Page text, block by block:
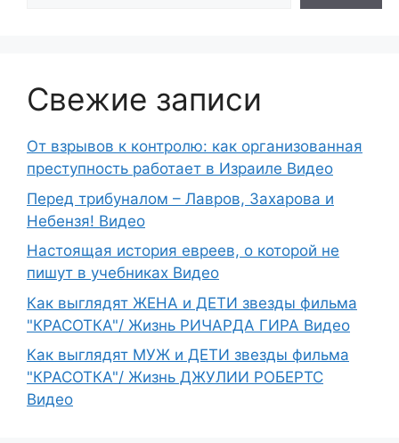
Свежие записи
От взрывов к контролю: как организованная
преступность работает в Израиле Видео
Перед трибуналом – Лавров, Захарова и
Небензя! Видео
Настоящая история евреев, о которой не
пишут в учебниках Видео
Как выглядят ЖЕНА и ДЕТИ звезды фильма
"КРАСОТКА"/ Жизнь РИЧАРДА ГИРА Видео
Как выглядят МУЖ и ДЕТИ звезды фильма
"КРАСОТКА"/ Жизнь ДЖУЛИИ РОБЕРТС
Видео